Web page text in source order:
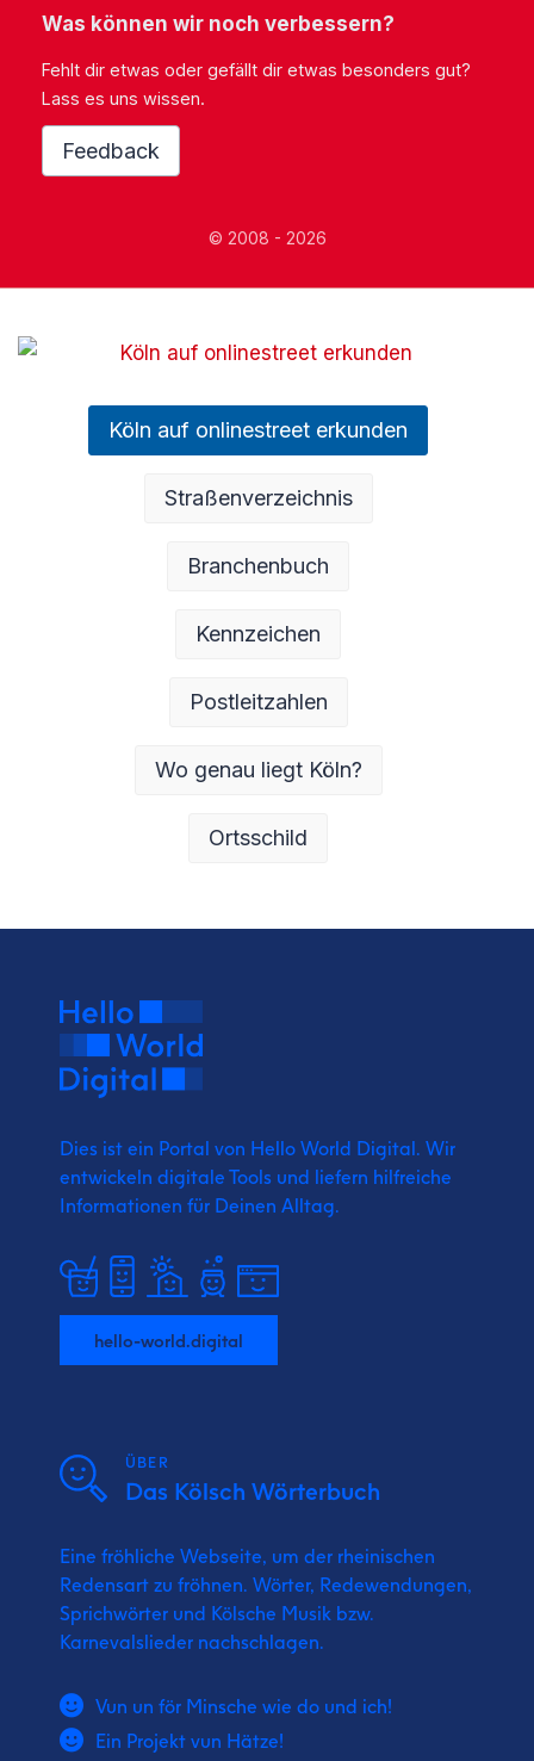
Was können wir noch verbessern?
Fehlt dir etwas oder gefällt dir etwas besonders gut?
Lass es uns wissen.
Feedback
© 2008 - 2026
Köln auf onlinestreet erkunden
Straßenverzeichnis
Branchenbuch
Kennzeichen
Postleitzahlen
Wo genau liegt Köln?
Ortsschild
Dies ist ein Portal von Hello World Digital. Wir
entwickeln digitale Tools und liefern hilfreiche
Informationen für Deinen Alltag.
hello-world.digital
ÜBER
Das Kölsch Wörterbuch
Eine fröhliche Webseite, um der rheinischen
Redensart zu fröhnen. Wörter, Redewendungen,
Sprichwörter und Kölsche Musik bzw.
Karnevalslieder nachschlagen.
Vun un för Minsche wie do und ich!
Ein Projekt vun Hätze!